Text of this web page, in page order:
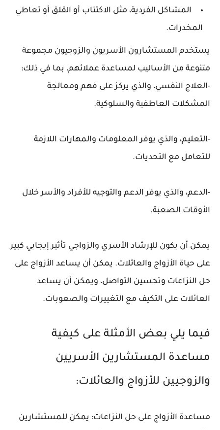
المشاكل الفردية، مثل الاكتئاب أو القلق أو تعاطي
المخدرات.
يستخدم المستشارون الأسريون والزوجيون مجموعة
متنوعة من الأساليب لمساعدة عملائهم، بما في ذلك:
-العلاج النفسي، والذي يركز على فهم ومعالجة
المشكلات العاطفية والسلوكية.
-التعليم، والذي يوفر المعلومات والمهارات اللازمة
للتعامل مع التحديات.
-الدعم، والذي يوفر الدعم والتوجيه للأفراد والأسر خلال
الأوقات الصعبة.
يمكن أن يكون للإرشاد الأسري والزواجي تأثير إيجابي كبير
على حياة الأزواج والعائلات. يمكن أن يساعد الأزواج على
حل النزاعات وتحسين التواصل، ويمكن أن يساعد
العائلات على التكيف مع التغييرات والصعوبات.
فيما يلي بعض الأمثلة على كيفية
مساعدة المستشارين الأسريين
والزوجيين للأزواج والعائلات:
مساعدة الأزواج على حل النزاعات: يمكن للمستشارين